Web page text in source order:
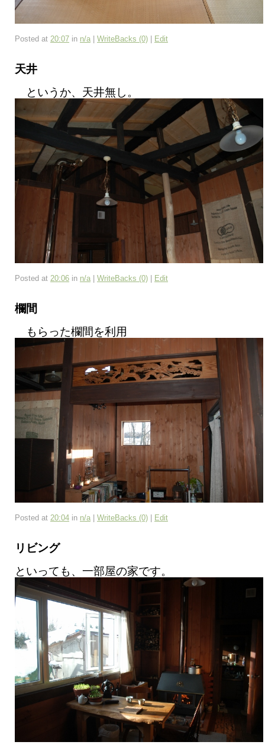
Posted at 20:07 in n/a WriteBacks (0) Edit
天井
というか、天井無し。
Posted at 20:06 in n/a WriteBacks (0) Edit
欄間
もらった欄間を利用
Posted at 20:04 in n/a WriteBacks (0) Edit
リビング
といっても、一部屋の家です。